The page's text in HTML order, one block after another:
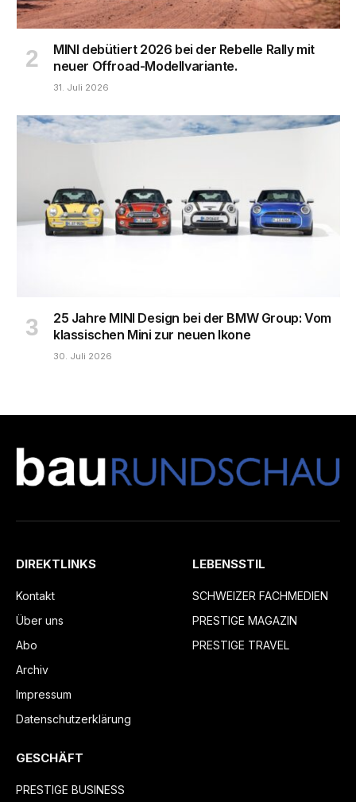
MINI debütiert 2026 bei der Rebelle Rally mit
neuer Offroad-Modellvariante.
31. Juli 2026
25 Jahre MINI Design bei der BMW Group: Vom
klassischen Mini zur neuen Ikone
30. Juli 2026
DIREKTLINKS
Kontakt
Über uns
Abo
Archiv
Impressum
Datenschutzerklärung
LEBENSSTIL
SCHWEIZER FACHMEDIEN
PRESTIGE MAGAZIN
PRESTIGE TRAVEL
GESCHÄFT
PRESTIGE BUSINESS